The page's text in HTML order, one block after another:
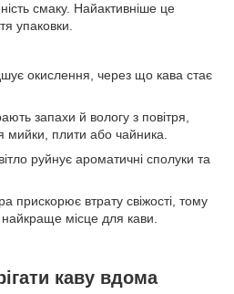
смаку. Найактивніше це
упаковки.
окислення, через що кава стає
запахи й вологу з повітря,
мийки, плити або чайника.
руйнує ароматичні сполуки та
прискорює втрату свіжості, тому
місце для кави.
каву вдома